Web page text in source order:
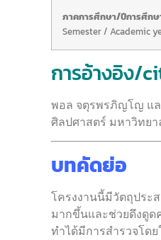
ภาคการศึกษา/ปีการศึกษ
Semester / Academic
การอ้างอิง/
พอล จตุรพรภิญโญ แ
ศิลปศาสตร์ มหาวิทยา
บทคัดย่อ
โครงงานนี้มีวัตถุปร
มากขึ้นและช่วยดึงดูด
ทำได้มีการสำรวจโด